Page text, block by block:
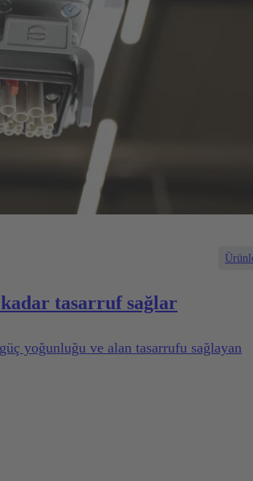
tasarruf sağlar
yoğunluğu ve alan tasarrufu sağlayan